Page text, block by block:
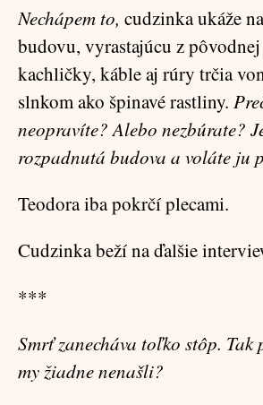
Nechápem to, cudzinka ukáže
budovu, vyrastajúcu z
kachličky, káble aj rúry trčia
slnkom ako špinavé rastliny.
neopravíte? Alebo nezbúrate?
rozpadnutá budova a voláte ju
Teodora iba pokrčí plecami.
Cudzinka beží na ďalšie
***
Smrť zanecháva toľko stôp. Tak
my žiadne nenašli?